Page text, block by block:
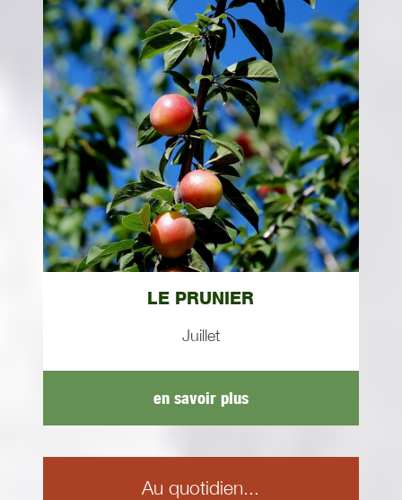
LE PRUNIER
Juillet
en savoir plus
Au quotidien...